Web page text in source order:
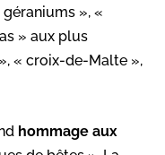
», «
» aux plus
« croix-de-Malte »,
hommage aux